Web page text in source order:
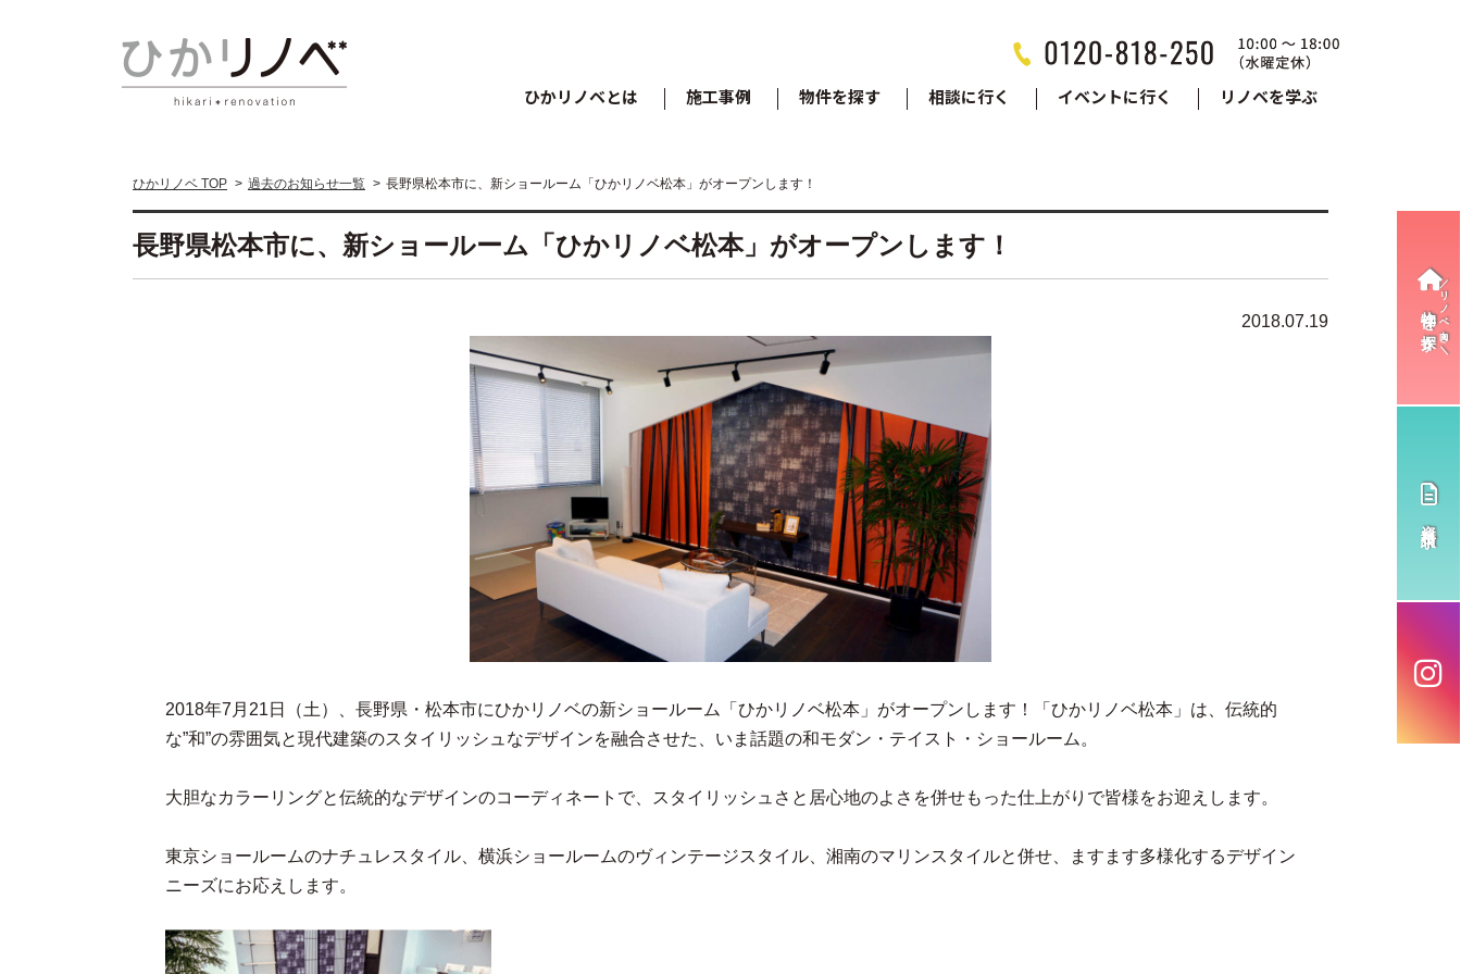
ひかリノベとは 施工事例 物件を探す 相談に行く イベントに行く リノベを学ぶ
ひかリノベ TOP 過去のお知らせ一覧 長野県松本市に、新ショールーム「ひかリノベ松本」がオープンします！
長野県松本市に、新ショールーム「ひかリノベ松本」がオープンします！
2018.07.19
2018年7月21日（土）、長野県・松本市にひかリノベの新ショールーム「ひかリノベ松本」がオープンします！「ひかリノベ松本」は、伝統的
な”和”の雰囲気と現代建築のスタイリッシュなデザインを融合させた、いま話題の和モダン・テイスト・ショールーム。
大胆なカラーリングと伝統的なデザインのコーディネートで、スタイリッシュさと居心地のよさを併せもった仕上がりで皆様をお迎えします。
東京ショールームのナチュレスタイル、横浜ショールームのヴィンテージスタイル、湘南のマリンスタイルと併せ、ますます多様化するデザイン
ニーズにお応えします。
物件を探す